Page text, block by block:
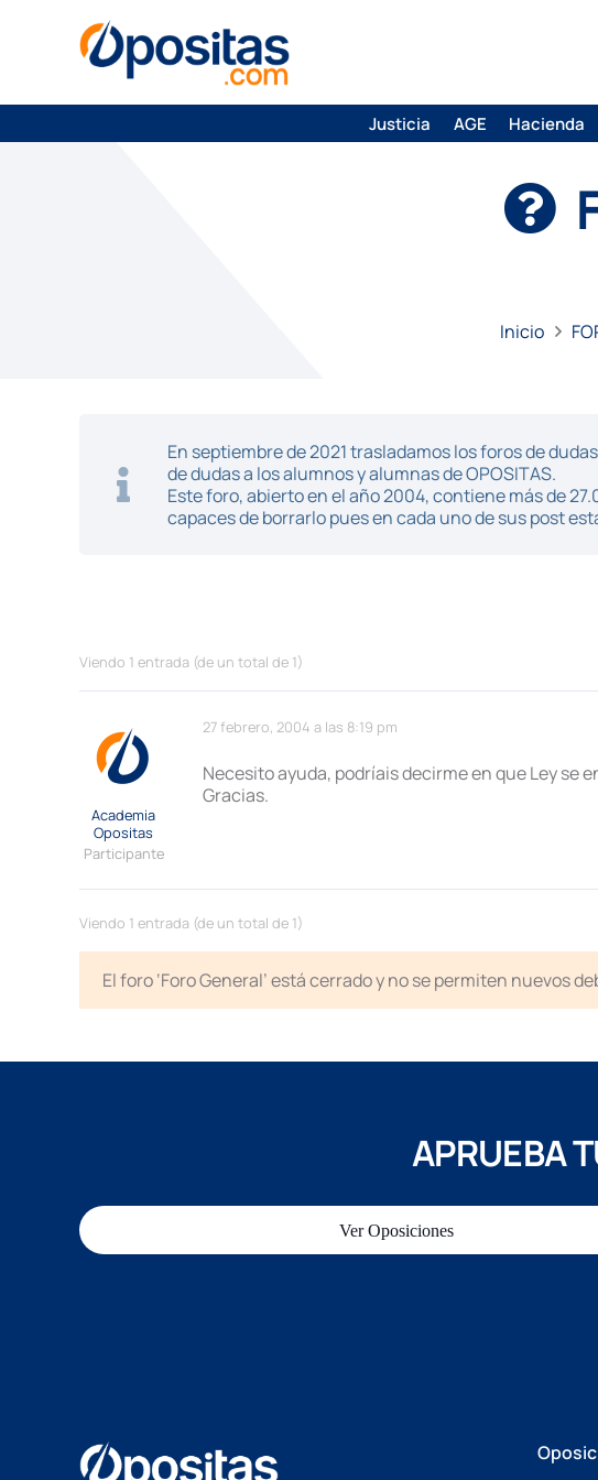
Justicia AGE Hacienda
Inicio
En septiembre de 2021 trasladamos los foros de
de dudas a los alumnos y alumnas de OPOSITAS.
Este foro, abierto en el año 2004, contiene más de
capaces de borrarlo pues en cada uno de sus post
Viendo 1 entrada (de un total de 1)
27 febrero, 2004 a las 8:19 pm
Academia
Opositas
Participante
Necesito ayuda, podríais decirme en que Ley se
Gracias.
Viendo 1 entrada (de un total de 1)
El foro ‘Foro General’ está cerrado y no se permiten nuevos
APRUEBA
Ver Oposiciones